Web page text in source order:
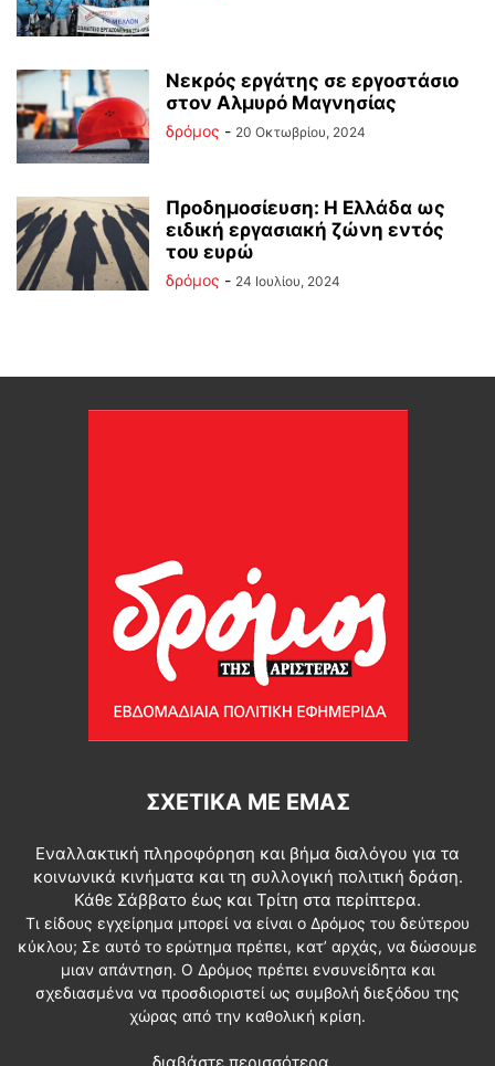
Νεκρός εργάτης σε εργοστάσιο
στον Αλμυρό Μαγνησίας
δρόμος - 20 Οκτωβρίου, 2024
Προδημοσίευση: Η Ελλάδα ως
ειδική εργασιακή ζώνη εντός
του ευρώ
δρόμος - 24 Ιουλίου, 2024
ΣΧΕΤΙΚΆ ΜΕ ΕΜΆΣ
Εναλλακτική πληροφόρηση και βήμα διαλόγου για τα
κοινωνικά κινήματα και τη συλλογική πολιτική δράση.
Κάθε Σάββατο έως και Τρίτη στα περίπτερα.
Τι είδους εγχείρημα μπορεί να είναι ο Δρόμος του δεύτερου
κύκλου; Σε αυτό το ερώτημα πρέπει, κατ’ αρχάς, να δώσουμε
μιαν απάντηση. Ο Δρόμος πρέπει ενσυνείδητα και
σχεδιασμένα να προσδιοριστεί ως συμβολή διεξόδου της
χώρας από την καθολική κρίση.